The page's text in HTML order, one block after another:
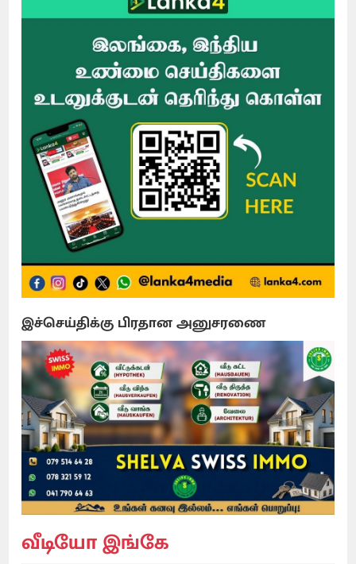
இச்செய்திக்கு பிரதான அனுசரணை
வீடியோ இங்கே